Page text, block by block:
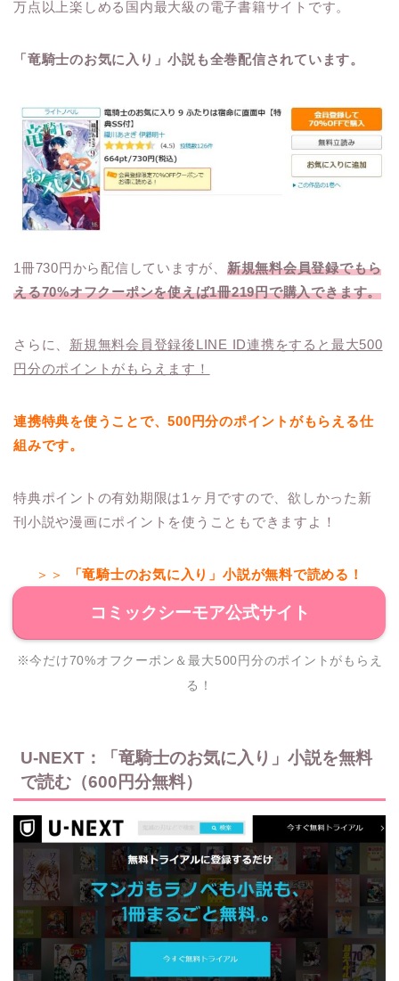
万点以上楽しめる国内最大級の電子書籍サイトです。
「竜騎士のお気に入り」小説も全巻配信されています。
1冊730円から配信していますが、 新規無料会員登録でもら
える70%オフクーポンを使えば1冊219円で購入できます。
さらに、 新規無料会員登録後LINE ID連携をすると最大500
円分のポイントがもらえます！
連携特典を使うことで、500円分のポイントがもらえる仕
組みです。
特典ポイントの有効期限は1ヶ月ですので、欲しかった新
刊小説や漫画にポイントを使うこともできますよ！
＞＞ 「竜騎士のお気に入り」小説が無料で読める！
コミックシーモア公式サイト
※今だけ70%オフクーポン＆最大500円分のポイントがもらえ
る！
U-NEXT：「竜騎士のお気に入り」小説を無料
で読む（600円分無料）